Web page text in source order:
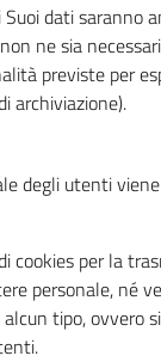
dati saranno
ne sia
previste per
archiviazione).
degli utenti
cookies per la
personale, né
tipo, ovvero